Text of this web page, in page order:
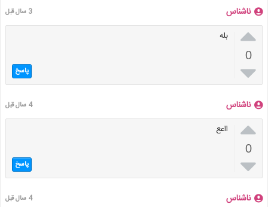
ناشناس 3 سال قبل

0

بله
پاسخ
ناشناس 4 سال قبل

0

ااعع
پاسخ
ناشناس 4 سال قبل